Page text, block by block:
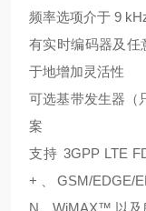
频率选项介于 9
有实时编码器及任
于地增加灵活性
可选基带发生器（
案
支持 3GPP LTE
+、GSM/EDGE/
N、WiMAX™ 以及